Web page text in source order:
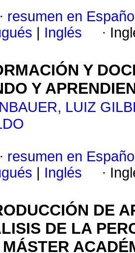
· resumen en
Inglés ·
Y
Y
LUIZ
· resumen en
Inglés ·
DE
DE LA